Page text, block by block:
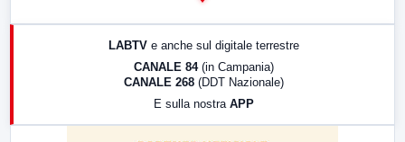
LABTV e anche sul digitale terrestre
CANALE 84 (in Campania)
CANALE 268 (DDT Nazionale)
E sulla nostra APP